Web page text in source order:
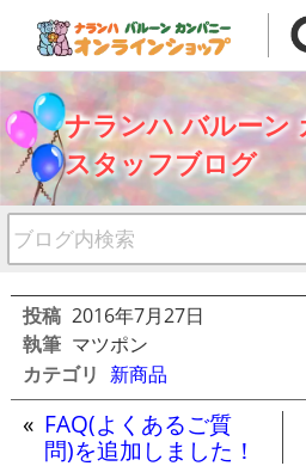
ナランハ バルーン
スタッフブログ
投稿 2016年7月27日
執筆 マツポン
カテゴリ 新商品
« FAQ(よくあるご質
問)を追加しました！